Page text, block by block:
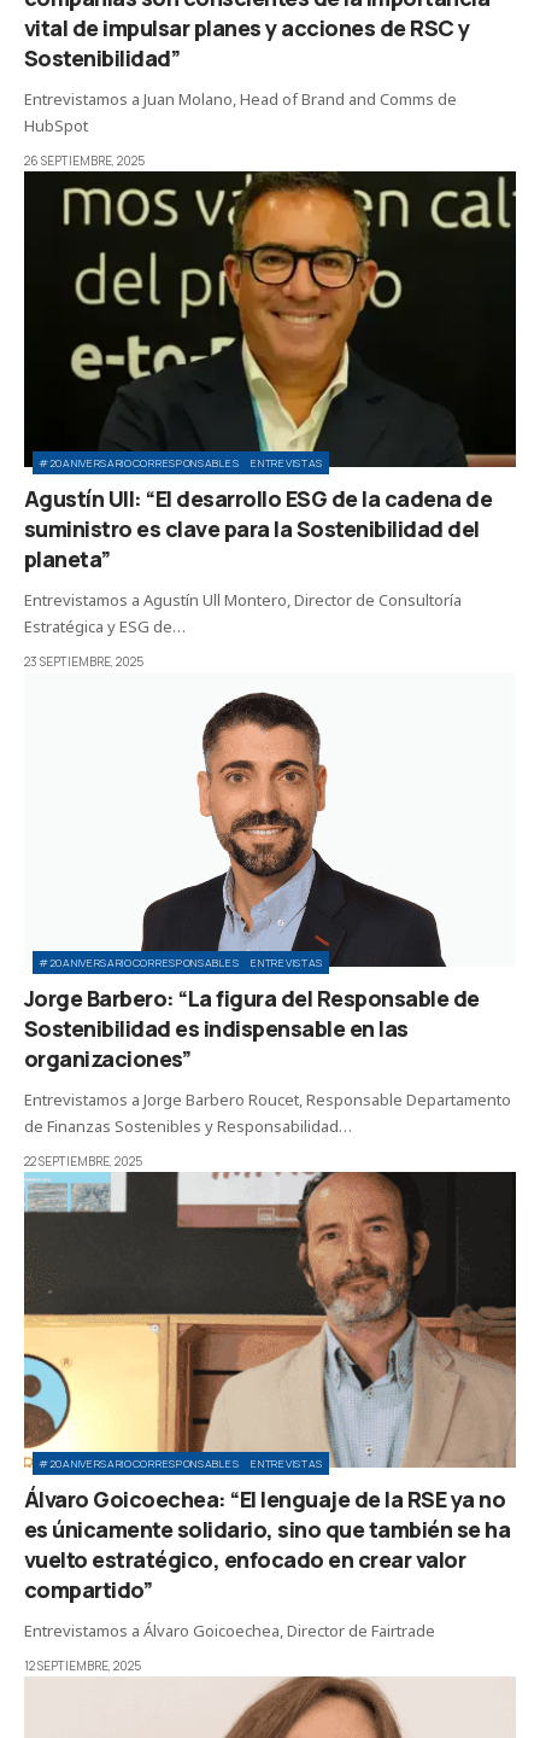
vital de impulsar planes y acciones de RSC y
Sostenibilidad”
Entrevistamos a Juan Molano, Head of Brand and Comms de
HubSpot
26 SEPTIEMBRE, 2025
#20ANIVERSARIOCORRESPONSABLES ENTREVISTAS
Agustín Ull: “El desarrollo ESG de la cadena de
suministro es clave para la Sostenibilidad del
planeta”
Entrevistamos a Agustín Ull Montero, Director de Consultoría
Estratégica y ESG de…
23 SEPTIEMBRE, 2025
#20ANIVERSARIOCORRESPONSABLES ENTREVISTAS
Jorge Barbero: “La figura del Responsable de
Sostenibilidad es indispensable en las
organizaciones”
Entrevistamos a Jorge Barbero Roucet, Responsable Departamento
de Finanzas Sostenibles y Responsabilidad…
22 SEPTIEMBRE, 2025
#20ANIVERSARIOCORRESPONSABLES ENTREVISTAS
Álvaro Goicoechea: “El lenguaje de la RSE ya no
es únicamente solidario, sino que también se ha
vuelto estratégico, enfocado en crear valor
compartido”
Entrevistamos a Álvaro Goicoechea, Director de Fairtrade
12 SEPTIEMBRE, 2025